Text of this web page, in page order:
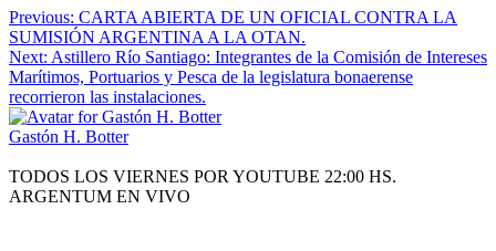
Previous: CARTA ABIERTA DE UN OFICIAL CONTRA LA
SUMISIÓN ARGENTINA A LA OTAN.
Next: Astillero Río Santiago: Integrantes de la Comisión de Intereses
Marítimos, Portuarios y Pesca de la legislatura bonaerense
recorrieron las instalaciones.
Gastón H. Botter
TODOS LOS VIERNES POR YOUTUBE 22:00 HS.
ARGENTUM EN VIVO